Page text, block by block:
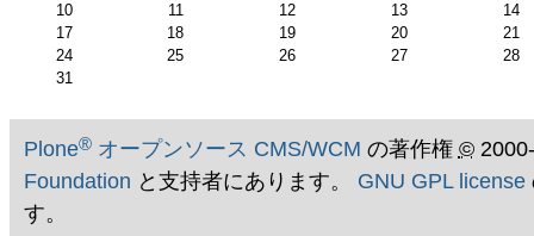
10
11 12 13
14
17
18 19 20
21
24
25 26 27
28
31
Plone®オープンソース CMS/WCM の著作権 ©
Foundation と支持者にあります。 GNU GPL license
す。